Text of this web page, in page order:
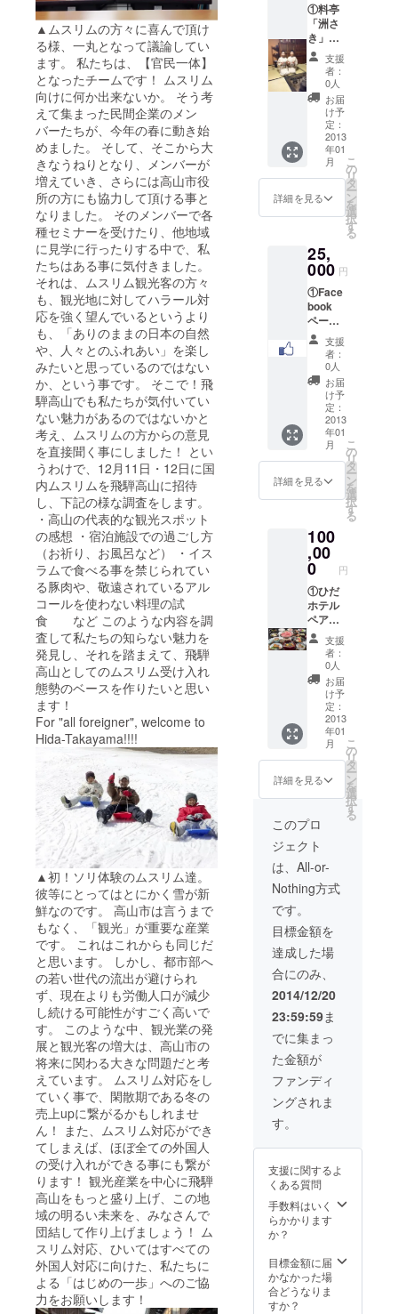
▲ムスリムの方々に喜んで頂け
る様、一丸となって議論してい
ます。 私たちは、【官民一体】
となったチームです！ ムスリム
向けに何か出来ないか。 そう考
えて集まった民間企業のメン
バーたちが、今年の春に動き始
めました。 そして、そこから大
きなうねりとなり、メンバーが
増えていき、さらには高山市役
所の方にも協力して頂ける事と
なりました。 そのメンバーで各
種セミナーを受けたり、他地域
に見学に行ったりする中で、私
たちはある事に気付きました。
それは、ムスリム観光客の方々
も、観光地に対してハラール対
応を強く望んでいるというより
も、「ありのままの日本の自然
や、人々とのふれあい」を楽し
みたいと思っているのではない
か、という事です。 そこで！飛
騨高山でも私たちが気付いてい
ない魅力があるのではないかと
考え、ムスリムの方からの意見
を直接聞く事にしました！ とい
うわけで、12月11日・12日に国
内ムスリムを飛騨高山に招待
し、下記の様な調査をします。
・高山の代表的な観光スポット
の感想 ・宿泊施設での過ごし方
（お祈り、お風呂など） ・イス
ラムで食べる事を禁じられてい
る豚肉や、敬遠されているアル
コールを使わない料理の試
食 など このような内容を調
査して私たちの知らない魅力を
発見し、それを踏まえて、飛騨
高山としてのムスリム受け入れ
態勢のベースを作りたいと思い
ます！
For "all foreigner", welcome to
Hida-Takayama!!!!
▲初！ソリ体験のムスリム達。
彼等にとってはとにかく雪が新
鮮なのです。 高山市は言うまで
もなく、「観光」が重要な産業
です。 これはこれからも同じだ
と思います。 しかし、都市部へ
の若い世代の流出が避けられ
ず、現在よりも労働人口が減少
し続ける可能性がすごく高いで
す。 このような中、観光業の発
展と観光客の増大は、高山市の
将来に関わる大きな問題だと考
えています。 ムスリム対応をし
ていく事で、閑散期である冬の
売上upに繋がるかもしれませ
ん！ また、ムスリム対応ができ
てしまえば、ほぼ全ての外国人
の受け入れができる事にも繋が
ります！ 観光産業を中心に飛騨
高山をもっと盛り上げ、この地
域の明るい未来を、みなさんで
団結して作り上げましょう！ ム
スリム対応、ひいてはすべての
外国人対応に向けた、私たちに
よる「はじめの一歩」へのご協
力をお願いします！
プラー
メン ト
ムヤム
味 2個
セット
・レイ
ヤー
ケー
キ オ
リジナ
（バー
ムクー
ヘン）
（テト
ラパッ
ク） ③
オリジ
ナルキ
ブラス
テッ
カー
①料亭
「洲さ
き」飛
騨の味5
種詰め
合わせ
セット
（※）
飛騨高
山の老
舗料亭
によ
る、飛
騨の味
詰め合
をご贈
呈！
（※）・
飛騨牛
山椒煮
・天魚
（アマ
ゴ）甘
露煮
・鳥牛
・紅金
時豆
に） ②
オリジ
ナルキ
ブラス
テッ
カー
支援
者：
0人
お届
け予
定：
2013
年01
月
詳細を見る
こ
の
リ
タ
ー
ン
を
選
択
す
る
25,
000 円
①Face
book
ページ
無料鑑
定 by ㈱
サラニ
専門家
による
Facebo
okワン
ポイン
トアド
バイ
ス。 こ
れを機
ジを見
直して
みては
いかが
でしょ
うか？
②味の
与平 飛
騨牛御
膳ペア
食事券
（直接
予約必
要） ③
舩坂酒
造店
2014年
新酒1本
④オリ
キブラ
ステッ
カー
支援
者：
0人
お届
け予
定：
2013
年01
月
詳細を見る
こ
の
リ
タ
ー
ン
を
選
択
す
る
100
,00
0 円
①ひだ
ホテル
ペア宿
泊券（1
泊朝食
付き）
※1泊朝
食（和
食また
は洋食
から選
択）の
宿泊券
となり
ます。
金額に
は、
サービ
ス料、
消費
税、入
ます
使用期
限：
2015年
3月31日
年末
年始、
土曜
日・休
前日を
除外日
とさせ
ていた
お部屋
(洋室ま
たは和
室)は、
ご予約
せて頂
きま
す。 ②
支援
者：
0人
お届
け予
定：
2013
年01
月
詳細を見る
こ
の
リ
タ
ー
ン
を
選
択
す
る
このプロ
ジェクト
は、All-or-
Nothing方式
です。
目標金額を
達成した場
合にのみ、
2014/12/20
23:59:59ま
でに集まっ
た金額が
ファンディ
ングされま
す。
支援に関するよ
くある質問
手数料はいく
らかかります
か？
目標金額に届
かなかった場
合どうなりま
すか？